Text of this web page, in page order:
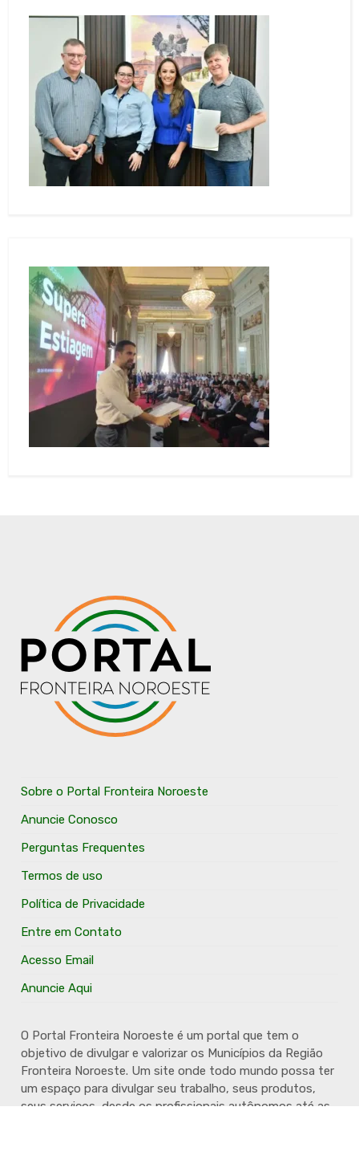
Sobre o Portal Fronteira Noroeste
Anuncie Conosco
Perguntas Frequentes
Termos de uso
Política de Privacidade
Entre em Contato
Acesso Email
Anuncie Aqui
O Portal Fronteira Noroeste é um portal que tem o
objetivo de divulgar e valorizar os Municípios da Região
Fronteira Noroeste. Um site onde todo mundo possa ter
um espaço para divulgar seu trabalho, seus produtos,
seus serviços, desde os profissionais autônomos até as